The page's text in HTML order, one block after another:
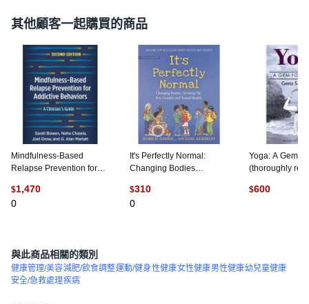
其他顧客一起購買的商品
Mindfulness-Based
Relapse Prevention for
Second Edition: A
Clinician's Guide 平裝版,
$1,470
0
It's Perfectly Normal:
Changing Bodies
and Sexual Health 平裝
版, Candlewick Press
$310
0
Yoga: A Gem
(thoroughly
Allied
$600
與此商品相關的類別
健康管理/美容減肥/飲食調整運動/健身性健康女性健康男性健康幼兒童健康
安全/急救處理疾病